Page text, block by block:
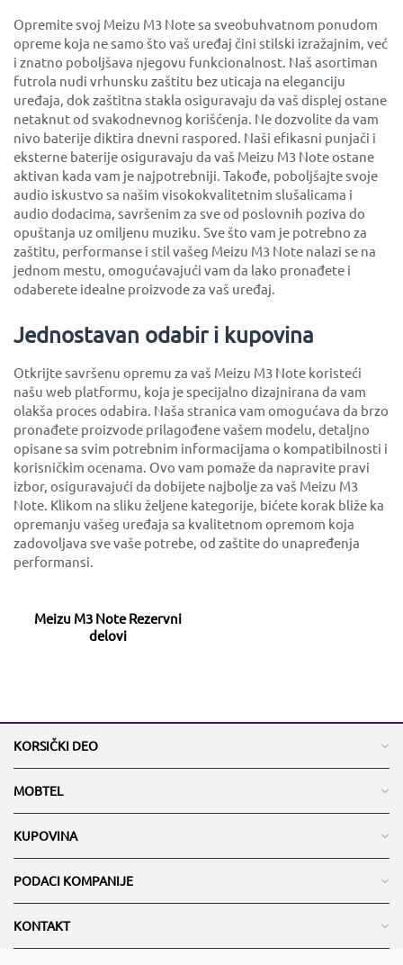
Opremite svoj Meizu M3 Note sa sveobuhvatnom ponudom
opreme koja ne samo što vaš uređaj čini stilski izražajnim, već
i znatno poboljšava njegovu funkcionalnost. Naš asortiman
futrola nudi vrhunsku zaštitu bez uticaja na eleganciju
uređaja, dok zaštitna stakla osiguravaju da vaš displej ostane
netaknut od svakodnevnog korišćenja. Ne dozvolite da vam
nivo baterije diktira dnevni raspored. Naši efikasni punjači i
eksterne baterije osiguravaju da vaš Meizu M3 Note ostane
aktivan kada vam je najpotrebniji. Takođe, poboljšajte svoje
audio iskustvo sa našim visokokvalitetnim slušalicama i
audio dodacima, savršenim za sve od poslovnih poziva do
opuštanja uz omiljenu muziku. Sve što vam je potrebno za
zaštitu, performanse i stil vašeg Meizu M3 Note nalazi se na
jednom mestu, omogućavajući vam da lako pronađete i
odaberete idealne proizvode za vaš uređaj.
Jednostavan odabir i kupovina
Otkrijte savršenu opremu za vaš Meizu M3 Note koristeći
našu web platformu, koja je specijalno dizajnirana da vam
olakša proces odabira. Naša stranica vam omogućava da brzo
pronađete proizvode prilagođene vašem modelu, detaljno
opisane sa svim potrebnim informacijama o kompatibilnosti i
korisničkim ocenama. Ovo vam pomaže da napravite pravi
izbor, osiguravajući da dobijete najbolje za vaš Meizu M3
Note. Klikom na sliku željene kategorije, bićete korak bliže ka
opremanju vašeg uređaja sa kvalitetnom opremom koja
zadovoljava sve vaše potrebe, od zaštite do unapređenja
performansi.
Meizu M3 Note Rezervni
delovi
KORSIČKI DEO
MOBTEL
KUPOVINA
PODACI KOMPANIJE
KONTAKT